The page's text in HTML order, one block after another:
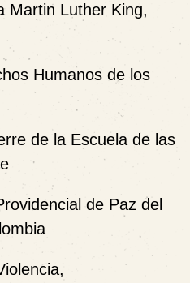
Martin Luther King,
Humanos de los
de la Escuela de las
de Paz del